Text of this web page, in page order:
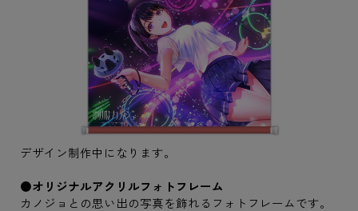
デザイン制作中になります。
●オリジナルアクリルフォトフレーム
カノジョとの思い出の写真を飾れるフォトフレームです。